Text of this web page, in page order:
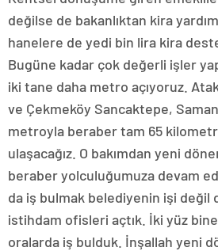
değilse de bakanlıktan kira
hanelere de yedi bin lira kira
Bugüne kadar çok değerli işler
iki tane daha metro açıyoruz.
ve Çekmeköy Sancaktepe,
metroyla beraber tam 65
ulaşacağız. O bakımdan yeni
beraber yolculuğumuza devam
da iş bulmak belediyenin işi değil
istihdam ofisleri açtık. İki yüz
oralarda iş bulduk. İnşallah yeni